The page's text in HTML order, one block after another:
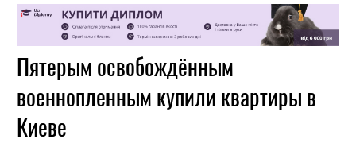
Пятерым освобождённым
военнопленным купили квартиры в
Киеве